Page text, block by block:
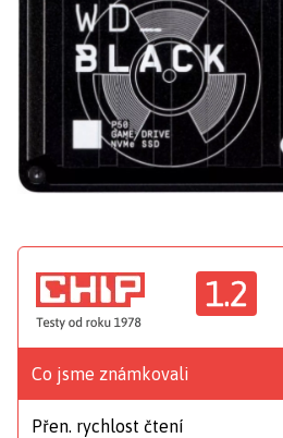
1.2
Co jsme známkovali
Přen. rychlost čtení